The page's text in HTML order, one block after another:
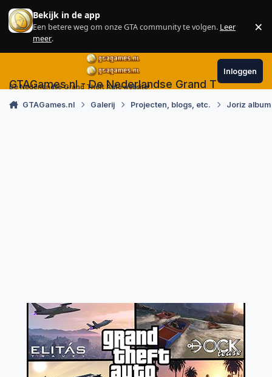
Skip to content
Bekijk in de app
Een betere weg om onze GTA community te volgen. Leer
meer.
×
GTAGames.nl - De Nederlandse Grand Theft Auto
De Nederlandse Grand Theft Auto website!
Inloggen
GTAGames.nl Galerij Projecten, blogs, etc. Joriz album